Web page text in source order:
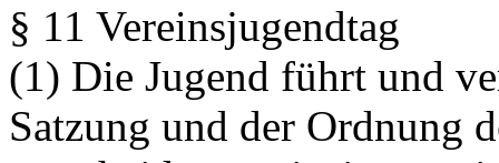
§ 11 Vereinsjugendtag
(1) Die Jugend führt und
Satzung und der Ordnung